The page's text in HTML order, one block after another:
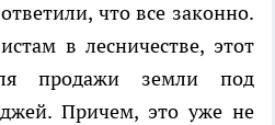
что все законно.
в лесничестве, этот
продажи земли под
Причем, это уже не